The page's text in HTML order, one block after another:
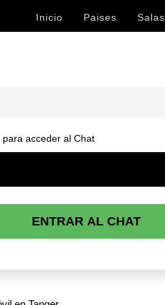
Inicio Paises Salas
para acceder al Chat
ENTRAR AL CHAT